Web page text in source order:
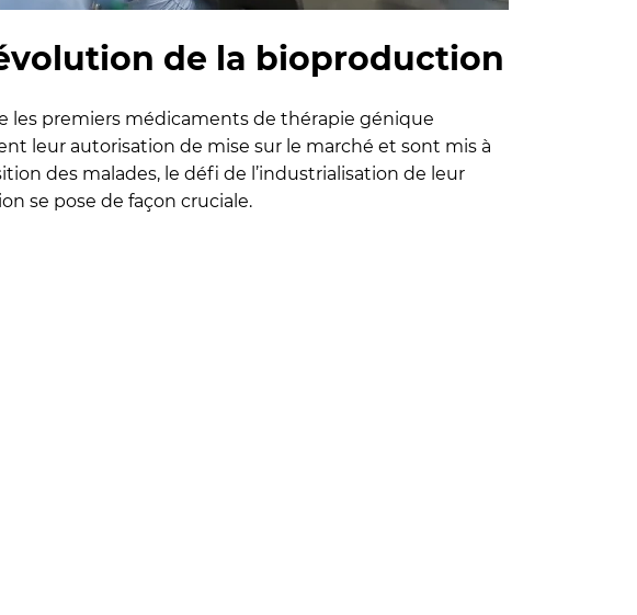
de la bioproduction
les premiers médicaments de thérapie génique
leur autorisation de mise sur le marché et sont mis à
des malades, le défi de l’industrialisation de leur
se pose de façon cruciale.